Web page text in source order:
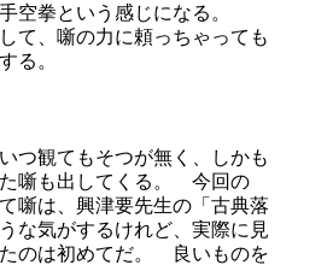
空拳という感じになる。
て、噺の力に頼っちゃっても
る。
つ観てもそつが無く、しかも
噺も出してくる。 今回の
噺は、興津要先生の「古典落
な気がするけれど、実際に見
のは初めてだ。 良いものを